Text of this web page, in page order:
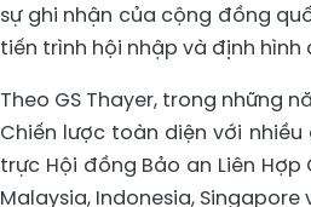
sự ghi nhận của cộng đồng
tiến trình hội nhập và định hình
Theo GS Thayer, trong những
Chiến lược toàn diện với
trực Hội đồng Bảo an Liên Hợp
Malaysia, Indonesia, Singapore